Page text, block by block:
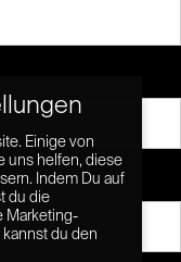
Einige von
uns helfen, diese
Indem Du auf
du die
Marketing-
du den